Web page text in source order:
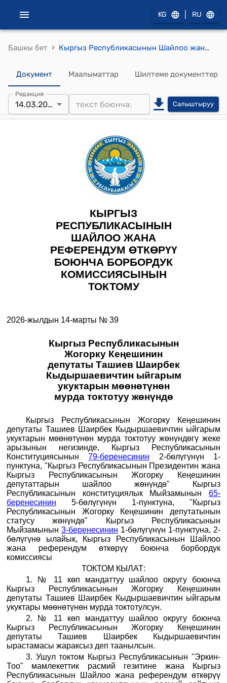
KG RU
Башкы бет › Кыргыз Республикасынын Шайлоо жана референдум өткөрүү боюнча борбордук комиссиясынын 2026-жылдын 14-марты № 39 "Кыргыз Республикасынын Жогорку Кеңешинин депутаты Ташиев Шаирбек Кыдыршаевичтин ыйгарым укуктарын мөөнөтүнөн мурда токтотуу жөнүндө" токтому
Документ Маалыматтар Шилтеме документтер
Редакция
14.03.2026 Салыштыруу